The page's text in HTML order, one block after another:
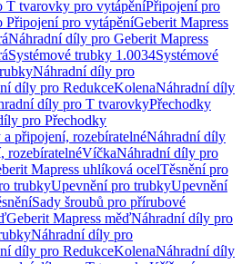
T tvarovky pro vytápěníPřipojení pro
Připojení pro vytápěníGeberit Mapress
Náhradní díly pro Geberit Mapress
Systémové trubky 1.0034Systémové
Náhradní díly pro
díly pro RedukceKolenaNáhradní díly
díly pro T tvarovkyPřechodky
pro Přechodky
a připojení, rozebíratelnéNáhradní díly
rozebíratelnéVíčkaNáhradní díly pro
Mapress uhlíková ocelTěsnění pro
trubkyUpevnění pro trubkyUpevnění
Sady šroubů pro přírubové
Geberit Mapress měďNáhradní díly pro
Náhradní díly pro
díly pro RedukceKolenaNáhradní díly